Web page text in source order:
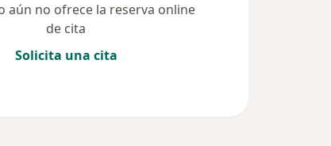
aún no ofrece la reserva online
de cita
Solicita una cita